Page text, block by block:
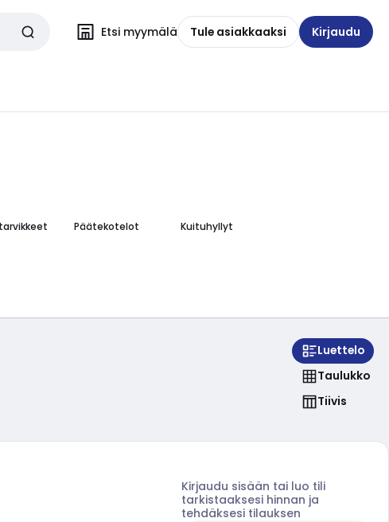
Etsi myymälä Tule asiakkaaksi Kirjaudu
Päätekotelot Kuituhyllyt
Luettelo
Taulukko
Tiivis
Kirjaudu sisään tai luo tili
tarkistaaksesi hinnan ja
tehdäksesi tilauksen